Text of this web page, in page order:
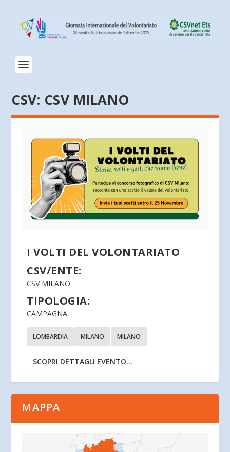
CSV: CSV MILANO
I VOLTI DEL VOLONTARIATO
CSV/ENTE:
CSV MILANO
TIPOLOGIA:
CAMPAGNA
LOMBARDIA MILANO MILANO
SCOPRI DETTAGLI EVENTO...
MAPPA